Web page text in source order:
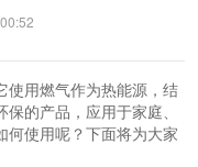
使用燃气作为热能源，结
的产品，应用于家庭、
何使用呢？下面将为大家